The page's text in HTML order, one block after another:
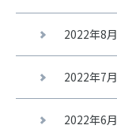
2022年8月
2022年7月
2022年6月